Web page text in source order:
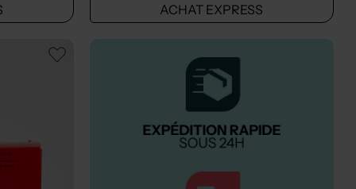
ACHAT EXPRESS